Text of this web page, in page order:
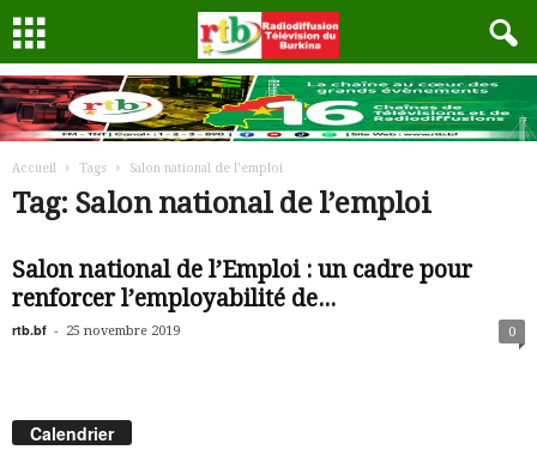
Accueil Tags Salon national de l’emploi
Tag: Salon national de l’emploi
Salon national de l’Emploi : un cadre pour
renforcer l’employabilité de...
rtb.bf - 25 novembre 2019 0
Calendrier